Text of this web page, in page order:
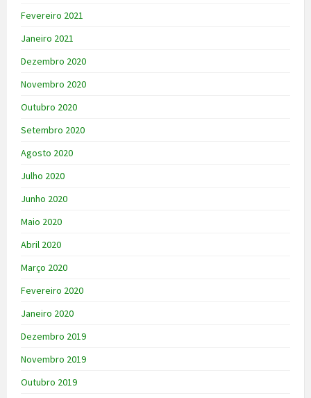
Fevereiro 2021
Janeiro 2021
Dezembro 2020
Novembro 2020
Outubro 2020
Setembro 2020
Agosto 2020
Julho 2020
Junho 2020
Maio 2020
Abril 2020
Março 2020
Fevereiro 2020
Janeiro 2020
Dezembro 2019
Novembro 2019
Outubro 2019